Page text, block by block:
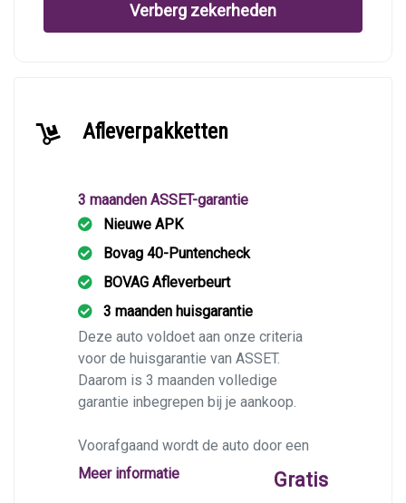
Verberg zekerheden
Afleverpakketten
3 maanden ASSET-garantie
Nieuwe APK
Bovag 40-Puntencheck
BOVAG Afleverbeurt
3 maanden huisgarantie
Deze auto voldoet aan onze criteria
voor de huisgarantie van ASSET.
Daarom is 3 maanden volledige
garantie inbegrepen bij je aankoop.
Voorafgaand wordt de auto door een
BOVAG-garage op 40 punten
gecontroleerd, en krijgt deze indien
Meer informatie Gratis